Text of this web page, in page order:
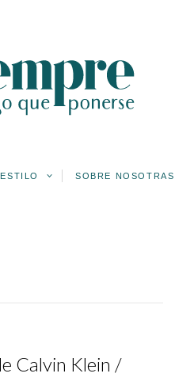
SOBRE NOSOTRAS
Calvin Klein /